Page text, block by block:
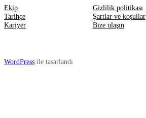
Ekip
Tarihçe
Kariyer
Gizlilik politikası
Şartlar ve koşullar
Bize ulaşın
WordPress ile tasarlandı